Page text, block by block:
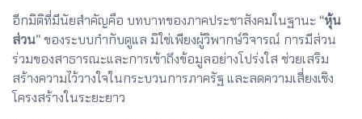
อีกมิติที่มีนัยสำคัญคือ บทบาทของภาคประชาสังคมในฐานะ “หุ้น
ส่วน”ของระบบกำกับดูแล มิใช่เพียงผู้วิพากษ์วิจารณ์ การมีส่วน
ร่วมของสาธารณะและการเข้าถึงข้อมูลอย่างโปร่งใส ช่วยเสริม
สร้างความไว้วางใจในกระบวนการภาครัฐ และลดความเสี่ยงเชิง
โครงสร้างในระยะยาว